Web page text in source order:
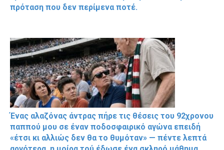
πρόταση που δεν περίμενα ποτέ.
Ένας αλαζόνας άντρας πήρε τις θέσεις του 92χρονου
παππού μου σε έναν ποδοσφαιρικό αγώνα επειδή
«έτσι κι αλλιώς δεν θα το θυμόταν» — πέντε λεπτά